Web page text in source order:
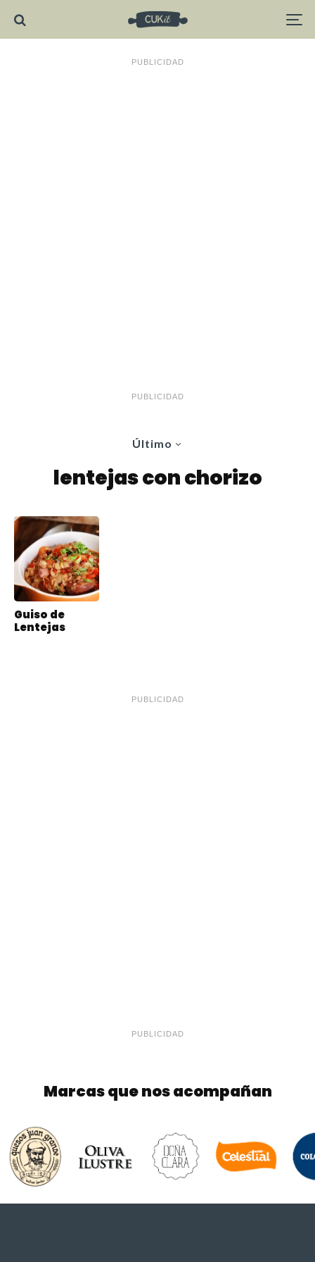
PUBLICIDAD
PUBLICIDAD
Último
lentejas con chorizo
Guiso de
Lentejas
PUBLICIDAD
PUBLICIDAD
Marcas que nos acompañan